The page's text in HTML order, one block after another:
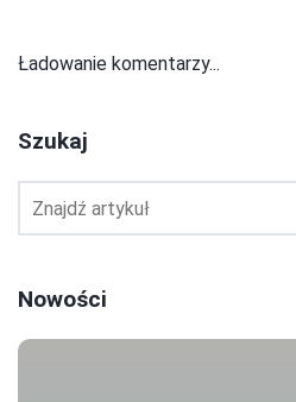
Ładowanie komentarzy...
Szukaj
Nowości